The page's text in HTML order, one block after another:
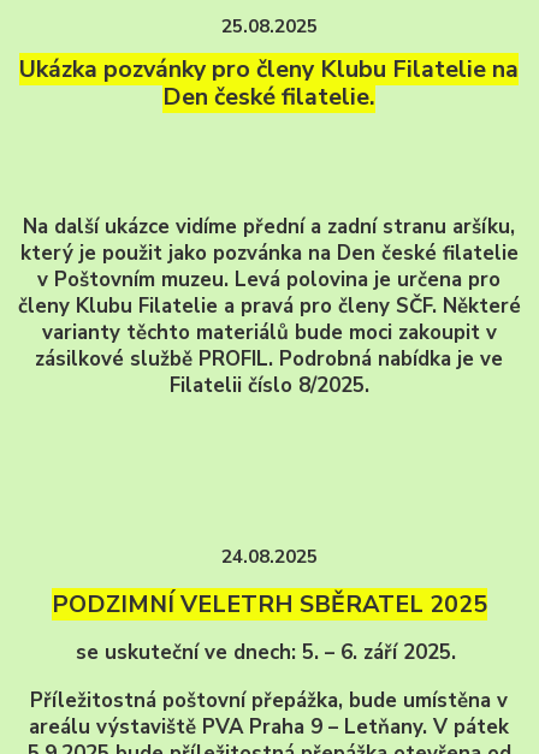
25.08.2025
Ukázka pozvánky pro členy Klubu Filatelie na
Den české filatelie.
Na další ukázce vidíme přední a zadní stranu aršíku,
který je použit jako pozvánka na Den české filatelie
v Poštovním muzeu. Levá polovina je určena pro
členy Klubu Filatelie a pravá pro členy SČF. Některé
varianty těchto materiálů bude moci zakoupit v
zásilkové službě PROFIL. Podrobná nabídka je ve
Filatelii číslo 8/2025.
24.08.2025
PODZIMNÍ VELETRH SBĚRATEL 2025
se uskuteční ve dnech: 5. – 6. září 2025.
Příležitostná poštovní přepážka, bude umístěna v
areálu výstaviště PVA Praha 9 – Letňany. V pátek